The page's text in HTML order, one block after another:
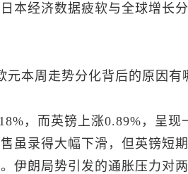
本经济数据疲软与全球增长
元本周走势分化背后的原因
，而英镑上涨0.89%，呈
虽录得大幅下滑，但英镑短
伊朗局势引发的通胀压力对